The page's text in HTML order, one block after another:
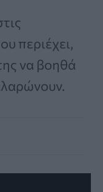
περιέχει,
να βοηθά